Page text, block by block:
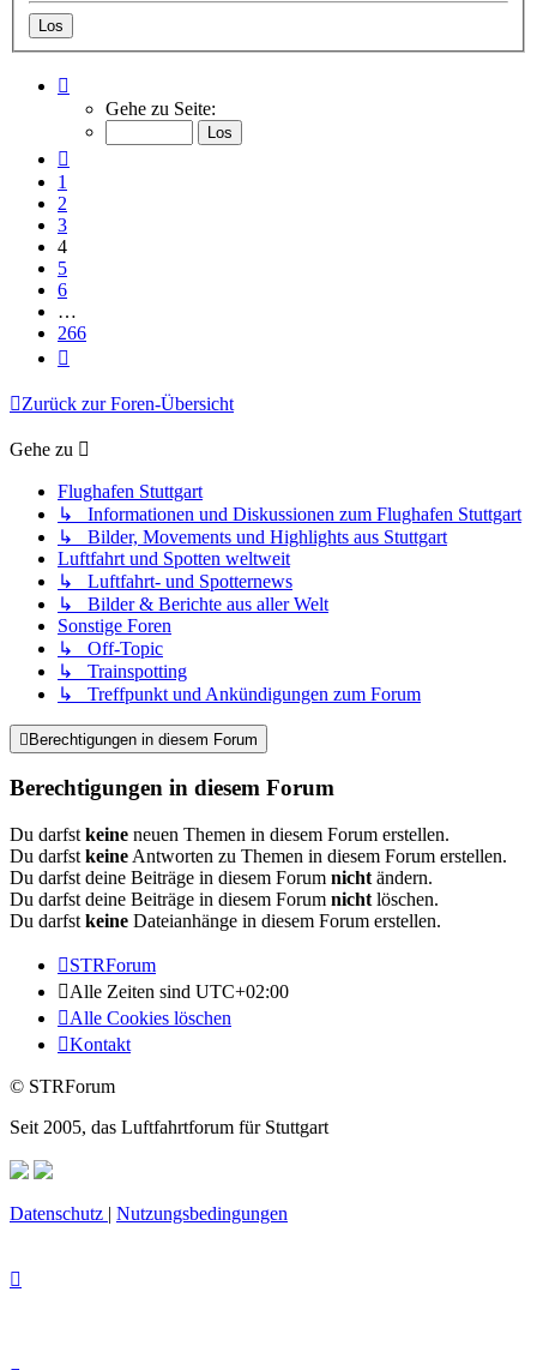
von
Gehe zu Seite:
1
2
3
4
5
6
…
266
Zurück zur Foren-Übersicht
Gehe zu
Flughafen Stuttgart
↳ Informationen und Diskussionen zum Flughafen Stuttgart
↳ Bilder, Movements und Highlights aus Stuttgart
Luftfahrt und Spotten weltweit
↳ Luftfahrt- und Spotternews
↳ Bilder & Berichte aus aller Welt
Sonstige Foren
↳ Off-Topic
↳ Trainspotting
↳ Treffpunkt und Ankündigungen zum Forum
Berechtigungen in diesem Forum
Berechtigungen in diesem Forum
Du darfst keine neuen Themen in diesem Forum erstellen.
Du darfst keine Antworten zu Themen in diesem Forum erstellen.
Du darfst deine Beiträge in diesem Forum nicht ändern.
Du darfst deine Beiträge in diesem Forum nicht löschen.
Du darfst keine Dateianhänge in diesem Forum erstellen.
STRForum
Alle Zeiten sind UTC+02:00
Alle Cookies löschen
Kontakt
© STRForum
Seit 2005, das Luftfahrtforum für Stuttgart
Datenschutz | Nutzungsbedingungen